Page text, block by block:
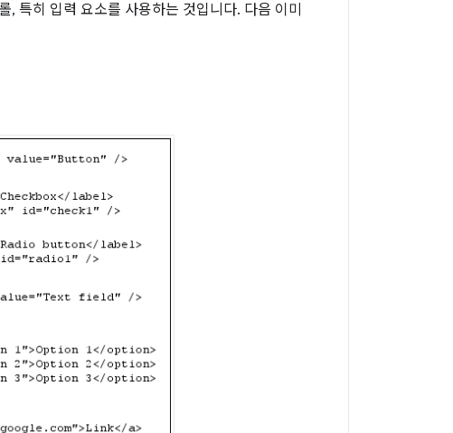
특히 입력 요소를 사용하는 것입니다. 다음 이미